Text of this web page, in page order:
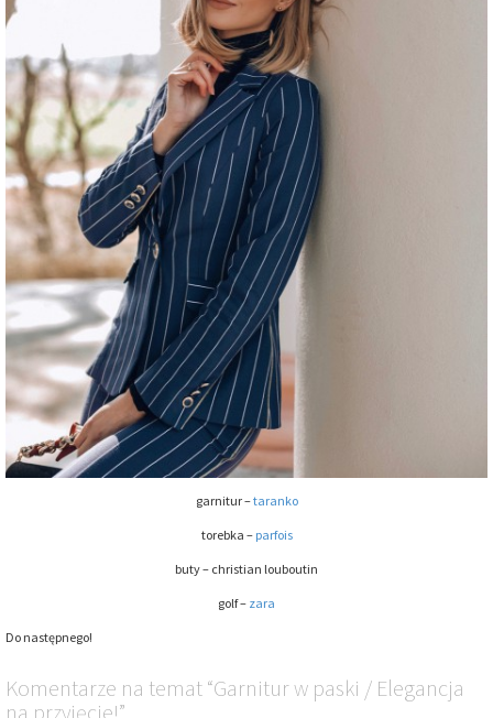
garnitur –taranko
torebka –parfois
buty – christian louboutin
golf – zara
Do następnego!
Komentarze na temat “Garnitur w paski / Elegancja
na przyjęcie!”